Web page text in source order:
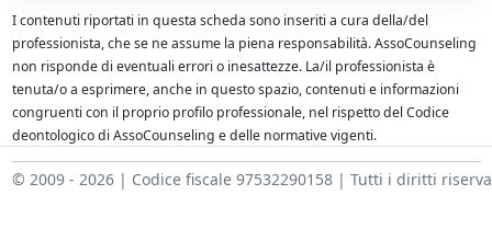
I contenuti riportati in questa scheda sono inseriti a cura della/del
professionista, che se ne assume la piena responsabilità. AssoCounseling
non risponde di eventuali errori o inesattezze. La/il professionista è
tenuta/o a esprimere, anche in questo spazio, contenuti e informazioni
congruenti con il proprio profilo professionale, nel rispetto del Codice
deontologico di AssoCounseling e delle normative vigenti.
© 2009 - 2026 | Codice fiscale 97532290158 | Tutti i diritti